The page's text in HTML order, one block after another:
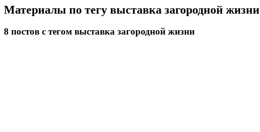
Материалы по тегу выставка загородной жизни
8 постов с тегом выставка загородной жизни